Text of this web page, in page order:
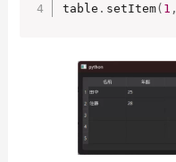
table . setItem( 1 ,